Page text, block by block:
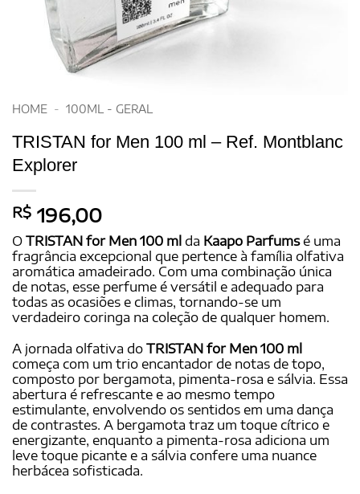
HOME - 100ML - GERAL
TRISTAN for Men 100 ml – Ref. Montblanc
Explorer
R$ 196,00
O TRISTAN for Men 100 ml da Kaapo Parfumsé uma
fragrância excepcional que pertence à família olfativa
aromática amadeirado. Com uma combinação única
de notas, esse perfume é versátil e adequado para
todas as ocasiões e climas, tornando-se um
verdadeiro coringa na coleção de qualquer homem.
A jornada olfativa do TRISTAN for Men 100 ml
começa com um trio encantador de notas de topo,
composto por bergamota, pimenta-rosa e sálvia. Essa
abertura é refrescante e ao mesmo tempo
estimulante, envolvendo os sentidos em uma dança
de contrastes. A bergamota traz um toque cítrico e
energizante, enquanto a pimenta-rosa adiciona um
leve toque picante e a sálvia confere uma nuance
herbácea sofisticada.